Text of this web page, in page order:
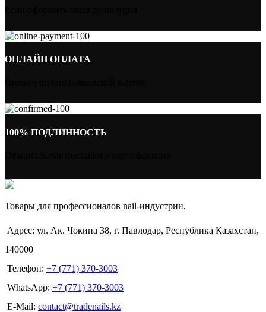
ОНЛАЙН ОПЛАТА
100% ПОДЛИННОСТЬ
Товары для профессионалов nail-индустрии.
Адрес: ул. Ак. Чокина 38, г. Павлодар, Республика Казахстан,
140000
Телефон: +7 (771) 370-3003
WhatsApp: +7 (771) 370-3003
E-Mail: contact@tradenails.kz